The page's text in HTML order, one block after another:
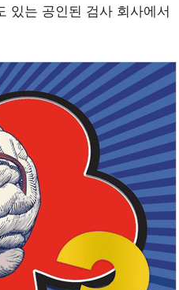
있는 공인된 검사 회사에서